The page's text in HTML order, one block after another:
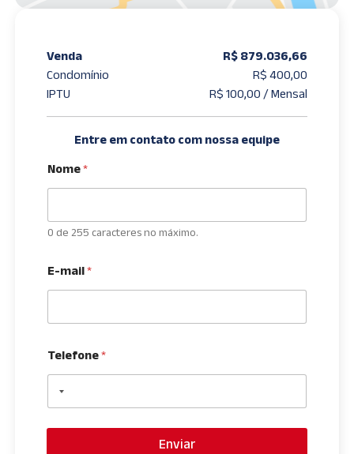
Venda
R$ 879.036,66
Condomínio
R$ 400,00
IPTU
R$ 100,00 / Mensal
Entre em contato com nossa equipe
Nome*
0 de 255 caracteres no máximo.
E-mail*
Telefone*
Enviar